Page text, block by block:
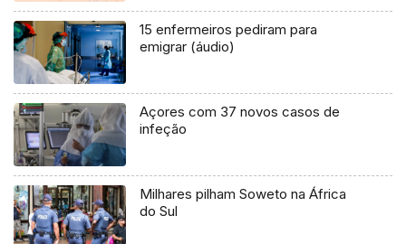
15 enfermeiros pediram para
emigrar (áudio)
Açores com 37 novos casos de
infeção
Milhares pilham Soweto na África
do Sul